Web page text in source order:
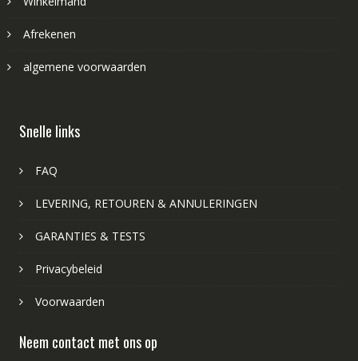
Afrekenen
algemene voorwaarden
Snelle links
FAQ
LEVERING, RETOUREN & ANNULERINGEN
GARANTIES & TESTS
Privacybeleid
Voorwaarden
Neem contact met ons op